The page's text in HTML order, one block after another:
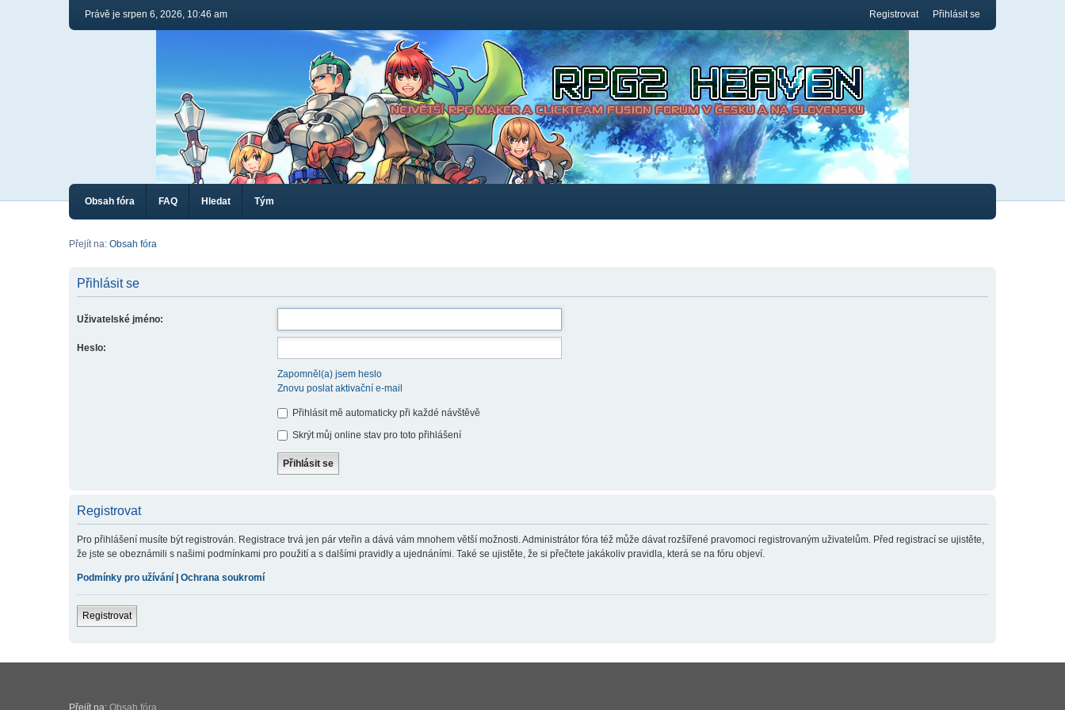
Právě je srpen 6, 2026, 10:46 am Registrovat Přihlásit se
Obsah fóra FAQ Hledat Tým
Přejít na: Obsah fóra
Přihlásit se
Uživatelské jméno:
Heslo:
Zapomněl(a) jsem heslo
Znovu poslat aktivační e-mail
Přihlásit mě automaticky při každé návštěvě
Skrýt můj online stav pro toto přihlášení
Registrovat
Pro přihlášení musíte být registrován. Registrace trvá jen pár vteřin a dává vám mnohem větší možnosti. Administrátor fóra též může dávat rozšířené pravomoci registrovaným uživatelům. Před registrací se ujistěte,
že jste se obeznámili s našimi podmínkami pro použití a s dalšími pravidly a ujednáními. Také se ujistěte, že si přečtete jakákoliv pravidla, která se na fóru objeví.
Podmínky pro užívání Ochrana soukromí
Registrovat
Přejít na: Obsah fóra